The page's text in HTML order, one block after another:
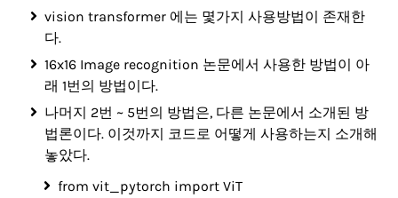
vision transformer 에는 몇가지 사용방법이 존재한
다.
16x16 Image recognition 논문에서 사용한 방법이 아
래 1번의 방법이다.
나머지 2번 ~ 5번의 방법은, 다른 논문에서 소개된 방
법론이다. 이것까지 코드로 어떻게 사용하는지 소개해
놓았다.
from vit_pytorch import ViT